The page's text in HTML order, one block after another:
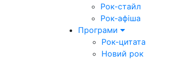
Рок-стайл
Рок-афіша
Програми
Рок-цитата
Новий рок